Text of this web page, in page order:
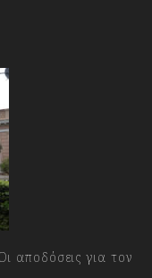
αποδόσεις για τον